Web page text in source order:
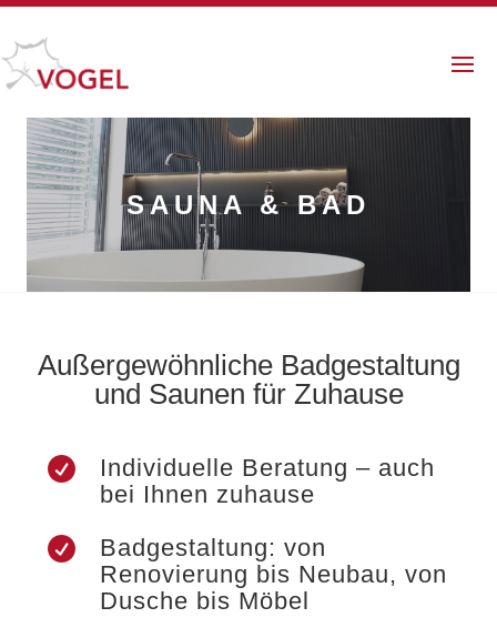
SAUNA & BAD
Außergewöhnliche Badgestaltung
und Saunen für Zuhause

Individuelle Beratung – auch
bei Ihnen zuhause

Badgestaltung: von
Renovierung bis Neubau, von
Dusche bis Möbel